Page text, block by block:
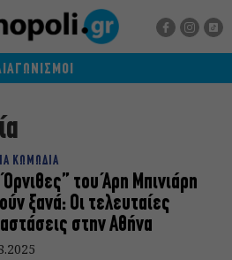
ΚΩΜΩΔΙΑ
του Άρη Μπινιάρη
ξανά: Οι τελευταίες
στην Αθήνα